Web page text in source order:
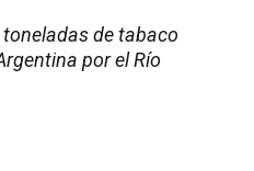
de tabaco
por el Río